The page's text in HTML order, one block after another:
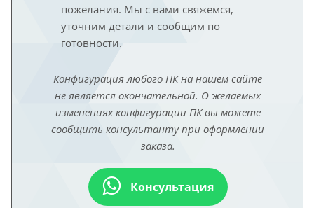
пожелания. Мы с вами свяжемся,
уточним детали и сообщим по
готовности.
Конфигурация любого ПК на нашем сайте
не является окончательной. О желаемых
изменениях конфигурации ПК вы можете
сообщить консультанту при оформлении
заказа.
Консультация